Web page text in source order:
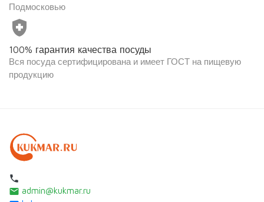
Подмосковью
health_and_safety
100% гарантия качества посуды
Вся посуда сертифицирована и имеет ГОСТ на пищевую
продукцию
local_phone
email admin@kukmar.ru